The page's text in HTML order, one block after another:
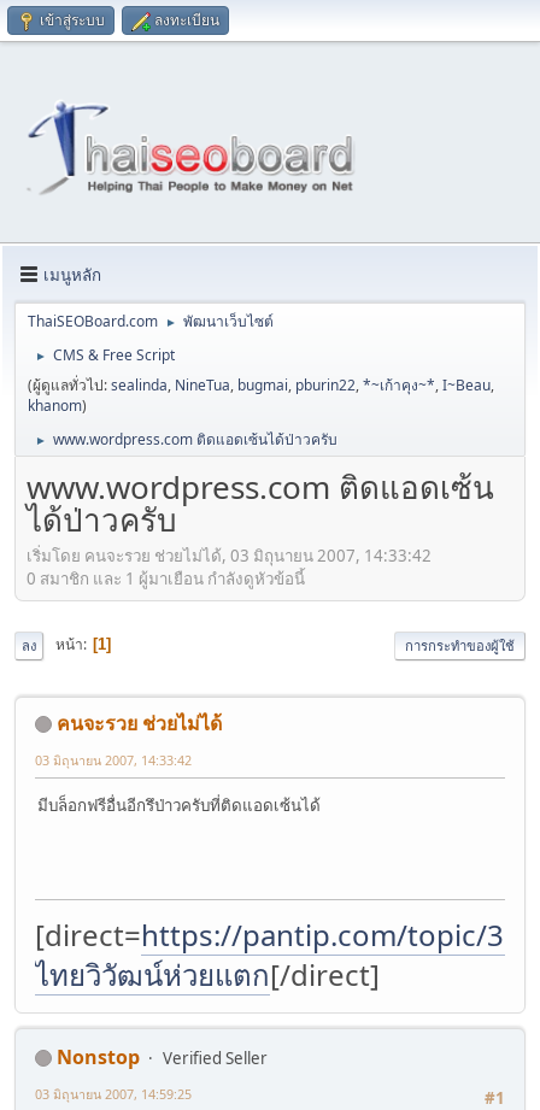
เข้าสู่ระบบ ลงทะเบียน
เมนูหลัก
ThaiSEOBoard.com ► พัฒนาเว็บไซต์
►
CMS & Free Script
(ผู้ดูแลทั่วไป:sealinda, NineTua, bugmai, pburin22,*~เก้าคุง~*,I~Beau,
khanom)
► www.wordpress.com ติดแอดเซ้นได้ป่าวครับ
www.wordpress.com ติดแอดเซ้น
ได้ป่าวครับ
เริ่มโดย คนจะรวย ช่วยไม่ได้, 03 มิถุนายน 2007, 14:33:42
0 สมาชิก และ 1 ผู้มาเยือน กำลังดูหัวข้อนี้
ลง หน้า 1 การกระทำของผู้ใช้
คนจะรวย ช่วยไม่ได้
03 มิถุนายน 2007, 14:33:42
มีบล็อกฟรีอื่นอีกรึป่าวครับที่ติดแอดเซ้นได้
[direct=https://pantip.com/topic/
ไทยวิวัฒน์ห่วยแตก[/direct]
Nonstop
Verified Seller
#1
03 มิถุนายน 2007, 14:59:25